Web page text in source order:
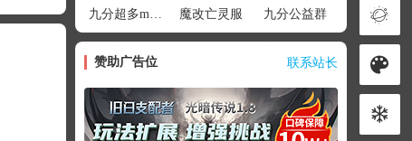
九分超多mod群
魔改亡灵服 九分公益群
赞助广告位 联系站长